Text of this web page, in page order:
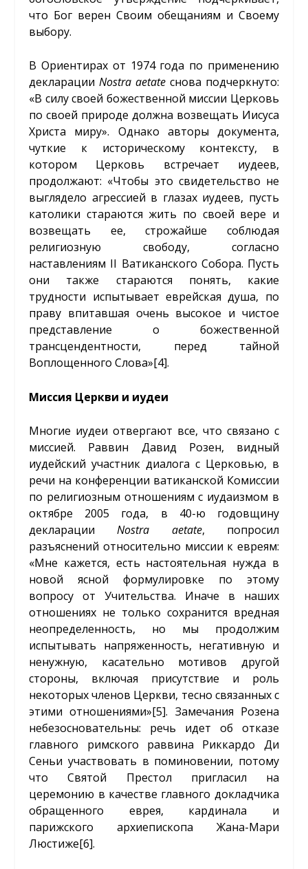
что Бог верен Своим обещаниям и Своему
выбору.
В Ориентирах от 1974 года по применению
декларацииNostra aetate снова подчеркнуто:
«В силу своей божественной миссии Церковь
по своей природе должна возвещать Иисуса
Христа миру». Однако авторы документа,
чуткие к историческому контексту, в
котором Церковь встречает иудеев,
продолжают: «Чтобы это свидетельство не
выглядело агрессией в глазах иудеев, пусть
католики стараются жить по своей вере и
возвещать ее, строжайше соблюдая
религиозную свободу, согласно
наставлениям II Ватиканского Собора. Пусть
они также стараются понять, какие
трудности испытывает еврейская душа, по
праву впитавшая очень высокое и чистое
представление о божественной
трансцендентности, перед тайной
Воплощенного Слова»[4].
Миссия Церкви и иудеи
Многие иудеи отвергают все, что связано с
миссией. Раввин Давид Розен, видный
иудейский участник диалога с Церковью, в
речи на конференции ватиканской Комиссии
по религиозным отношениям с иудаизмом в
октябре 2005 года, в 40-ю годовщину
декларацииNostra aetate, попросил
разъяснений относительно миссии к евреям:
«Мне кажется, есть настоятельная нужда в
новой ясной формулировке по этому
вопросу от Учительства. Иначе в наших
отношениях не только сохранится вредная
неопределенность, но мы продолжим
испытывать напряженность, негативную и
ненужную, касательно мотивов другой
стороны, включая присутствие и роль
некоторых членов Церкви, тесно связанных с
этими отношениями»[5]. Замечания Розена
небезосновательны: речь идет об отказе
главного римского раввина Риккардо Ди
Сеньи участвовать в поминовении, потому
что Святой Престол пригласил на
церемонию в качестве главного докладчика
обращенного еврея, кардинала и
парижского архиепископа Жана-Мари
Люстиже[6].